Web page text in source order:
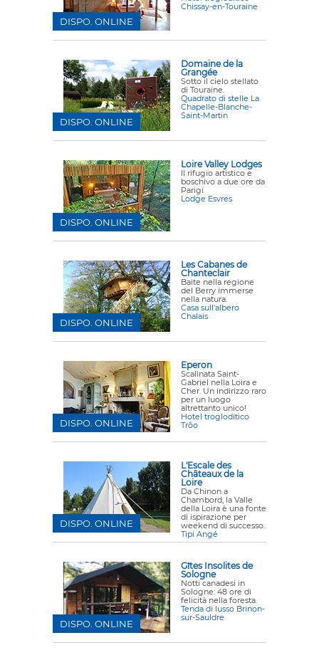
Chissay-en-Touraine
DISPO. ONLINE
Domaine de la
Grangée
Sotto il cielo stellato
di Touraine.
Quadrato di stelle La
Chapelle-Blanche-
Saint-Martin
DISPO. ONLINE
Loire Valley Lodges
Il rifugio artistico e
boschivo a due ore da
Parigi
Lodge Esvres
DISPO. ONLINE
Les Cabanes de
Chanteclair
Baite nella regione
del Berry immerse
nella natura.
Casa sull'albero
Chalais
DISPO. ONLINE
Eperon
Scalinata Saint-
Gabriel nella Loira e
Cher. Un indirizzo raro
per un luogo
altrettanto unico!
Hotel trogloditico
Trôo
DISPO. ONLINE
L'Escale des
Châteaux de la
Loire
Da Chinon a
Chambord, la Valle
della Loira è una fonte
di ispirazione per
weekend di successo.
Tipi Angé
DISPO. ONLINE
Gîtes Insolites de
Sologne
Notti canadesi in
Sologne: 48 ore di
felicità nella foresta.
Tenda di lusso Brinon-
sur-Sauldre
DISPO. ONLINE